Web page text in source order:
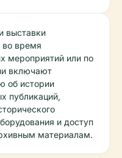
выставки
во время
мероприятий или по
включают
об истории
публикаций,
и доступ
материалам.